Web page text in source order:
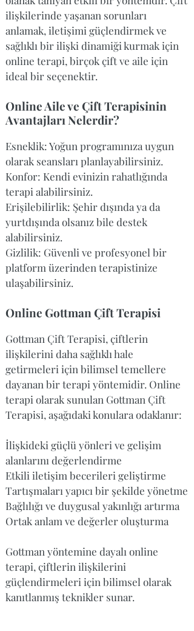
ilişkilerinde yaşanan sorunları
anlamak, iletişimi güçlendirmek ve
sağlıklı bir ilişki dinamiği kurmak için
online terapi, birçok çift ve aile için
ideal bir seçenektir.
Online Aile ve Çift Terapisinin
Avantajları Nelerdir?
Esneklik: Yoğun programınıza uygun
olarak seansları planlayabilirsiniz.
Konfor: Kendi evinizin rahatlığında
terapi alabilirsiniz.
Erişilebilirlik: Şehir dışında ya da
yurtdışında olsanız bile destek
alabilirsiniz.
Gizlilik: Güvenli ve profesyonel bir
platform üzerinden terapistinize
ulaşabilirsiniz.
Online Gottman Çift Terapisi
Gottman Çift Terapisi, çiftlerin
ilişkilerini daha sağlıklı hale
getirmeleri için bilimsel temellere
dayanan bir terapi yöntemidir. Online
terapi olarak sunulan Gottman Çift
Terapisi, aşağıdaki konulara odaklanır:
İlişkideki güçlü yönleri ve gelişim
alanlarını değerlendirme
Etkili iletişim becerileri geliştirme
Tartışmaları yapıcı bir şekilde yönetme
Bağlılığı ve duygusal yakınlığı artırma
Ortak anlam ve değerler oluşturma
Gottman yöntemine dayalı online
terapi, çiftlerin ilişkilerini
güçlendirmeleri için bilimsel olarak
kanıtlanmış teknikler sunar.